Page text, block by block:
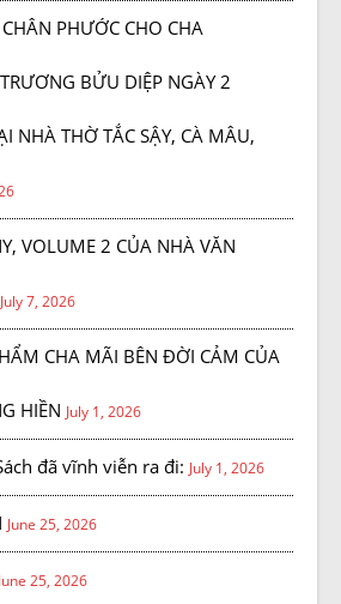
PHƯỚC CHO CHA
BỬU DIỆP NGÀY 2
NHÀ THỜ TẮC SẬY, CÀ MÂU,
VOLUME 2 CỦA NHÀ VĂN
July 7, 2026
CHA MÃI BÊN ĐỜI CẢM CỦA
HIỀN July 1, 2026
đã vĩnh viễn ra đi: July 1, 2026
June 25, 2026
June 25, 2026